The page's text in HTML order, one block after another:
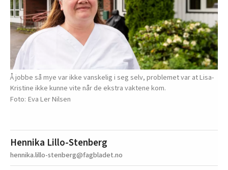
Å jobbe så mye var ikke vanskelig i seg selv, problemet var at Lisa-
Kristine ikke kunne vite når de ekstra vaktene kom.
Eva Ler Nilsen
Hennika Lillo-Stenberg
hennika.lillo-stenberg@fagbladet.no